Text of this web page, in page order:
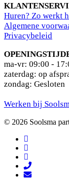
Huren? Zo werkt
Algemene
Privacybeleid
ma-vr: 09:00 -
zaterdag: op
zondag: Gesloten
Werken bij
© 2026 Soolsma
facebook
pinterest
instagram
phone
email